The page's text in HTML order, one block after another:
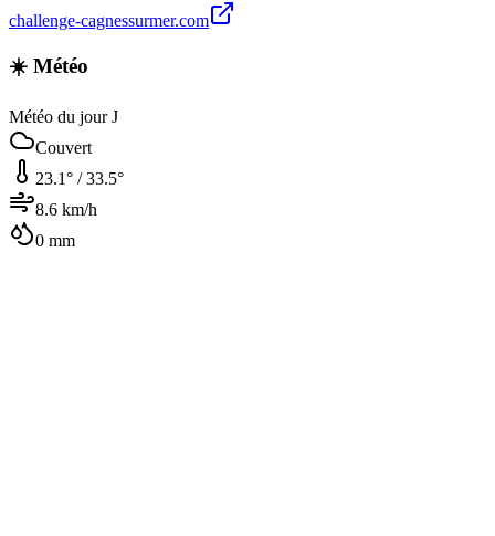
challenge-cagnessurmer.com
☀️ Météo
Météo du jour J
Couvert
23.1° /33.5°
8.6 km/h
0 mm